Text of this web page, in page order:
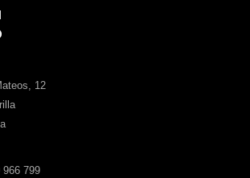
12
966 799